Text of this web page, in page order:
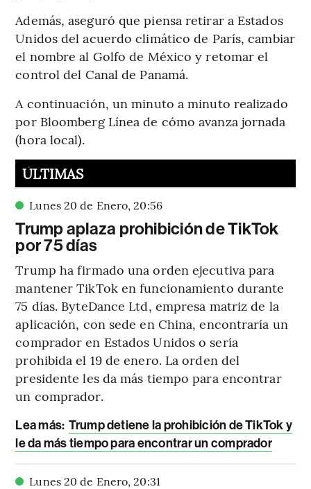
Además, aseguró que piensa retirar a Estados
Unidos del acuerdo climático de París, cambiar
el nombre al Golfo de México y retomar el
control del Canal de Panamá.
A continuación, un minuto a minuto realizado
por Bloomberg Línea de cómo avanza jornada
(hora local).
ÚLTIMAS
Lunes 20 de Enero,20:56
Trump aplaza prohibición de TikTok
por 75 días
Trump ha firmado una orden ejecutiva para
mantener TikTok en funcionamiento durante
75 días. ByteDance Ltd, empresa matriz de la
aplicación, con sede en China, encontraría un
comprador en Estados Unidos o sería
prohibida el 19 de enero. La orden del
presidente les da más tiempo para encontrar
un comprador.
Lea más: Trump detiene la prohibición de TikTok y
le da más tiempo para encontrar un comprador
Lunes 20 de Enero,20:31